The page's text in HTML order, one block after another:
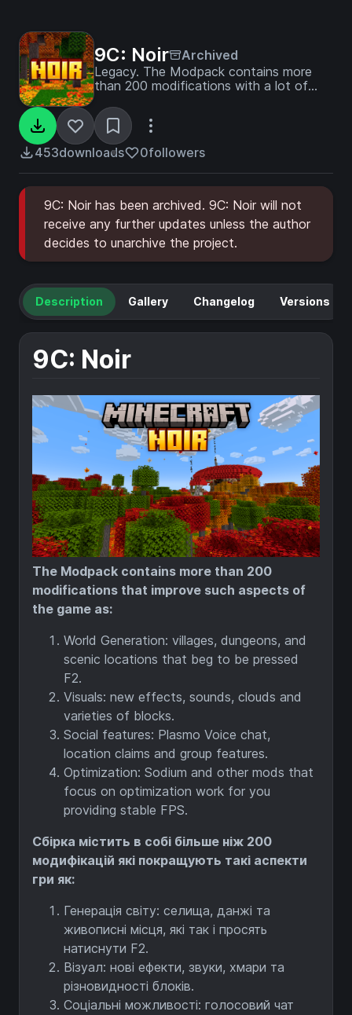
9C: Noir
Archived
Legacy. The Modpack contains more
than 200 modifications with a lot of
453downloads 0followers
9C: Noir has been archived. 9C: Noir will not
receive any further updates unless the author
decides to unarchive the project.
Description Gallery Changelog Versions
9C: Noir
The Modpack contains more than 200
modifications that improve such aspects of
the game as:
World Generation: villages, dungeons, and
scenic locations that beg to be pressed
F2.
Visuals: new effects, sounds, clouds and
varieties of blocks.
Social features: Plasmo Voice chat,
location claims and group features.
Optimization: Sodium and other mods that
focus on optimization work for you
providing stable FPS.
Сбірка містить в собі більше ніж 200
модифікацій які покращують такі аспекти
гри як:
Генерація світу: селища, данжі та
живописні місця, які так і просять
натиснути F2.
Візуал: нові ефекти, звуки, хмари та
різновидності блоків.
Соціальні можливості: голосовий чат